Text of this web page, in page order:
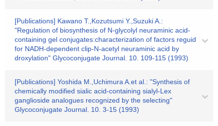
[Publications] Kawano T.,Kozutsumi Y.,Suzuki A.:
"Regulation of biosynthesis of N-glycolyl neuraminic acid-
containing gel conjugates:characterization of factors reguid
for NADH-dependent clip-N-acetyl neuraminic acid by
droxylation" Glycoconjugate Journal. 10. 109-115 (1993)
[Publications] Yoshida M.,Uchimura A.et al.: "Synthesis of
chemically modified sialic acid-containing sialyl-Lex
ganglioside analogues recognized by the selecting"
Glycoconjugate Journal. 10. 3-15 (1993)